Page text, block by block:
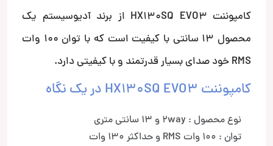
کامپوننت HX130SQ EVO3 از برند آدیوسیستم یک
محصول 13 سانتی با کیفیت است که با توان 100 وات
RMS خود صدای بسیار قدرتمند و با کیفیتی دارد.
کامپوننت HX130SQ EVO3 در یک نگاه
نوع محصول : 2way و 13 سانتی متری
توان : 100 وات RMS و حداکثر 130 وات